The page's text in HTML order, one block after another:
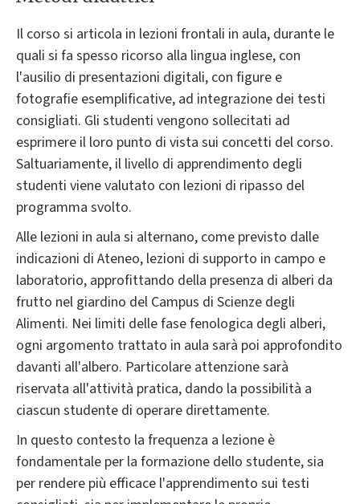
Il corso si articola in lezioni frontali in aula, durante le
quali si fa spesso ricorso alla lingua inglese, con
l'ausilio di presentazioni digitali, con figure e
fotografie esemplificative, ad integrazione dei testi
consigliati. Gli studenti vengono sollecitati ad
esprimere il loro punto di vista sui concetti del corso.
Saltuariamente, il livello di apprendimento degli
studenti viene valutato con lezioni di ripasso del
programma svolto.
Alle lezioni in aula si alternano, come previsto dalle
indicazioni di Ateneo, lezioni di supporto in campo e
laboratorio, approfittando della presenza di alberi da
frutto nel giardino del Campus di Scienze degli
Alimenti. Nei limiti delle fase fenologica degli alberi,
ogni argomento trattato in aula sarà poi approfondito
davanti all'albero. Particolare attenzione sarà
riservata all'attività pratica, dando la possibilità a
ciascun studente di operare direttamente.
In questo contesto la frequenza a lezione è
fondamentale per la formazione dello studente, sia
per rendere più efficace l'apprendimento sui testi